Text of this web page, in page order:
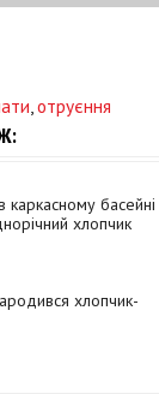
,отруєння
каркасному басейні
хлопчик
хлопчик-